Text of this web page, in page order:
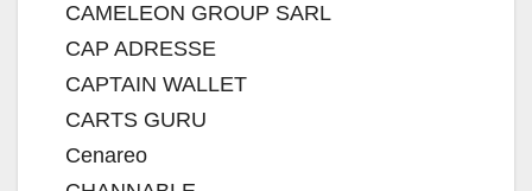
CAMELEON GROUP SARL
CAP ADRESSE
CAPTAIN WALLET
CARTS GURU
Cenareo